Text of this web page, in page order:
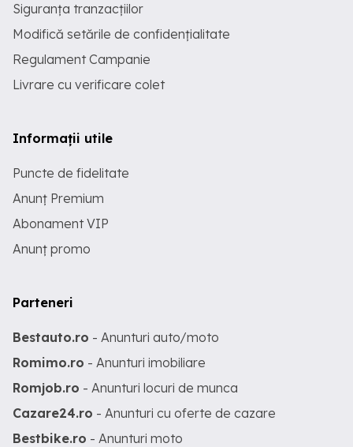
Siguranța tranzacțiilor
Modifică setările de confidențialitate
Regulament Campanie
Livrare cu verificare colet
Informații utile
Puncte de fidelitate
Anunț Premium
Abonament VIP
Anunț promo
Parteneri
Bestauto.ro - Anunturi auto/moto
Romimo.ro - Anunturi imobiliare
Romjob.ro - Anunturi locuri de munca
Cazare24.ro - Anunturi cu oferte de cazare
Bestbike.ro - Anunturi moto